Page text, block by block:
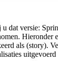
dat versie:
Hieronder
als (story).
uitgevoerd